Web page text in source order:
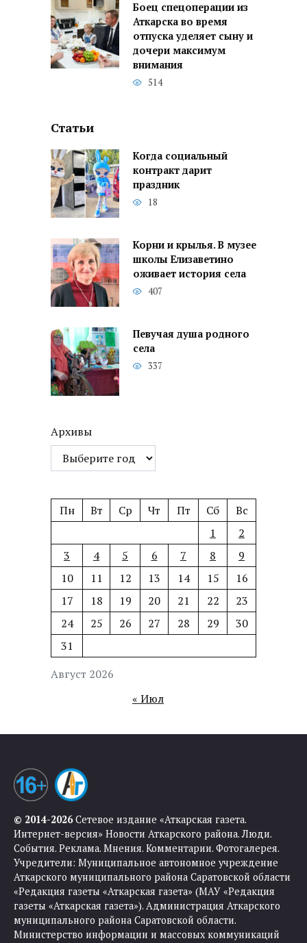
Боец спецоперации из
Аткарска во время
отпуска уделяет сыну и
дочери максимум
внимания
514
Статьи
Когда социальный
контракт дарит
праздник
18
Корни и крылья. В музее
школы Елизаветино
оживает история села
407
Певучая душа родного
села
337
Архивы
Август 2026
Пн Вт Ср Чт Пт Сб
Вс
1
2
3
4 5 6 7 8
9
10
11 12 13 14 15
16
17
18 19 20 21 22
23
24
25 26 27 28 29
30
31
« Июл
© 2014-2026Сетевое издание «Аткарская газета.
Интернет-версия» Новости Аткарского района. Люди.
События. Реклама. Мнения. Комментарии. Фотогалерея.
Учредители: Муниципальное автономное учреждение
Аткарского муниципального района Саратовской области
«Редакция газеты «Аткарская газета» (МАУ «Редакция
газеты «Аткарская газета»). Администрация Аткарского
муниципального района Саратовской области.
Министерство информации и массовых коммуникаций